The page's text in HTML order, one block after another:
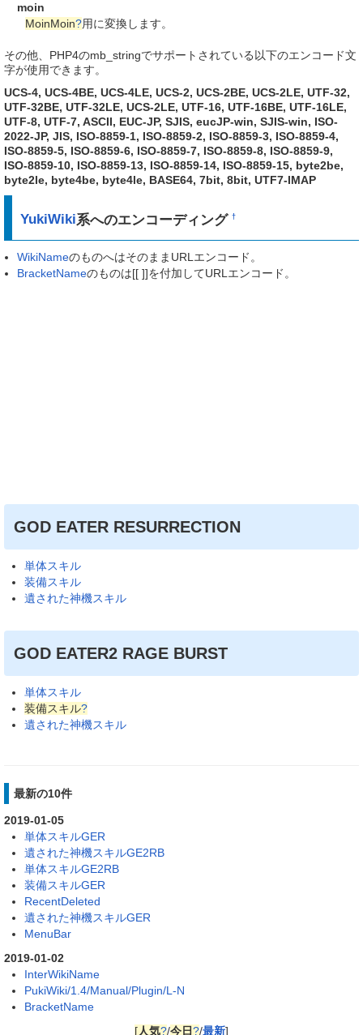
moin
MoinMoin?用に変換します。
その他、PHP4のmb_stringでサポートされている以下のエンコード文
字が使用できます。
UCS-4, UCS-4BE, UCS-4LE, UCS-2, UCS-2BE, UCS-2LE, UTF-32,
UTF-32BE, UTF-32LE, UCS-2LE, UTF-16, UTF-16BE, UTF-16LE,
UTF-8, UTF-7, ASCII, EUC-JP, SJIS, eucJP-win, SJIS-win, ISO-
2022-JP, JIS, ISO-8859-1, ISO-8859-2, ISO-8859-3, ISO-8859-4,
ISO-8859-5, ISO-8859-6, ISO-8859-7, ISO-8859-8, ISO-8859-9,
ISO-8859-10, ISO-8859-13, ISO-8859-14, ISO-8859-15, byte2be,
byte2le, byte4be, byte4le, BASE64, 7bit, 8bit, UTF7-IMAP
YukiWiki系へのエンコーディング†
WikiNameのものへはそのままURLエンコード。
BracketNameのものは[[ ]]を付加してURLエンコード。
GOD EATER RESURRECTION
単体スキル
装備スキル
遺された神機スキル
GOD EATER2 RAGE BURST
単体スキル
装備スキル?
遺された神機スキル
最新の10件
2019-01-05
単体スキルGER
遺された神機スキルGE2RB
単体スキルGE2RB
装備スキルGER
RecentDeleted
遺された神機スキルGER
MenuBar
2019-01-02
InterWikiName
PukiWiki/1.4/Manual/Plugin/L-N
BracketName
[人気?/今日?/最新]